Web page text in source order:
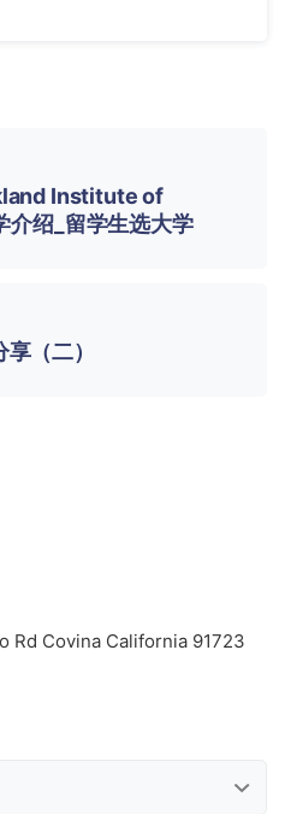
Institute of
绍_留学生选大学
（二）
Rd Covina California 91723